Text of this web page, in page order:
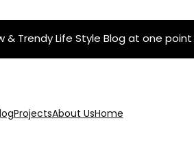
& Trendy Life Style Blog at one point
Home
About Us
Projects